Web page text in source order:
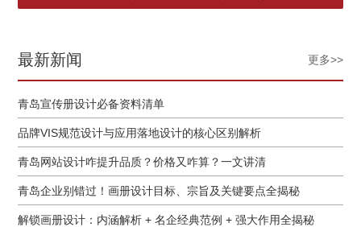
最新新闻 更多>>
青岛宣传册设计必备资料清单
品牌VIS规范设计与应用落地设计的核心区别解析
青岛网站设计咋提升品质？价格又咋算？一文讲清
青岛企业别错过！画册设计目标、宗旨及关键要点全揭秘
解锁画册设计：内涵解析 + 名企经典范例 + 强大作用全揭秘